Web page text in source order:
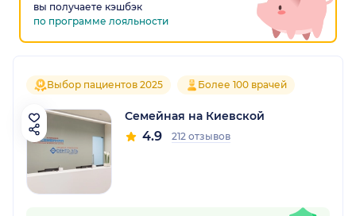
вы получаете кэшбэк
по программе лояльности
Выбор пациентов 2025 Более 100 врачей
Семейная на Киевской
4.9 212 отзывов